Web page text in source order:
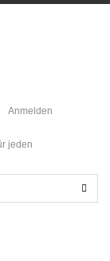
Anmelden